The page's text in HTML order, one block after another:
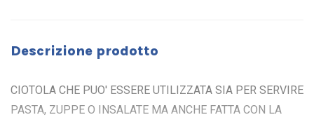
Descrizione prodotto
CIOTOLA CHE PUO' ESSERE UTILIZZATA SIA PER SERVIRE
PASTA, ZUPPE O INSALATE MA ANCHE FATTA CON LA